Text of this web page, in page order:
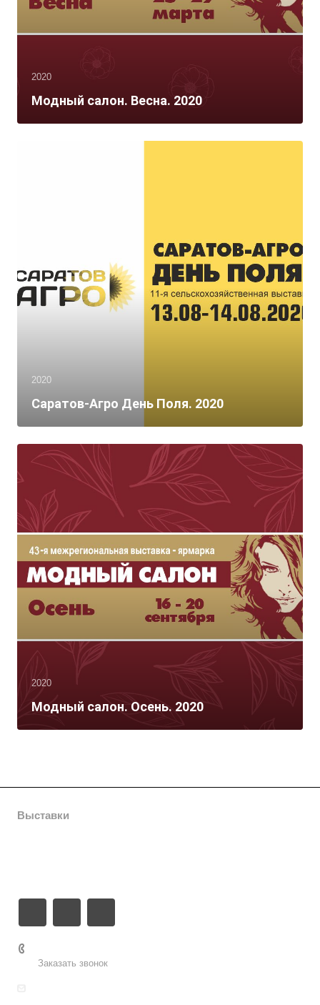
2020
Модный салон. Весна. 2020
2020
Саратов-Агро День Поля. 2020
2020
Модный салон. Осень. 2020
Выставки
Заказать звонок